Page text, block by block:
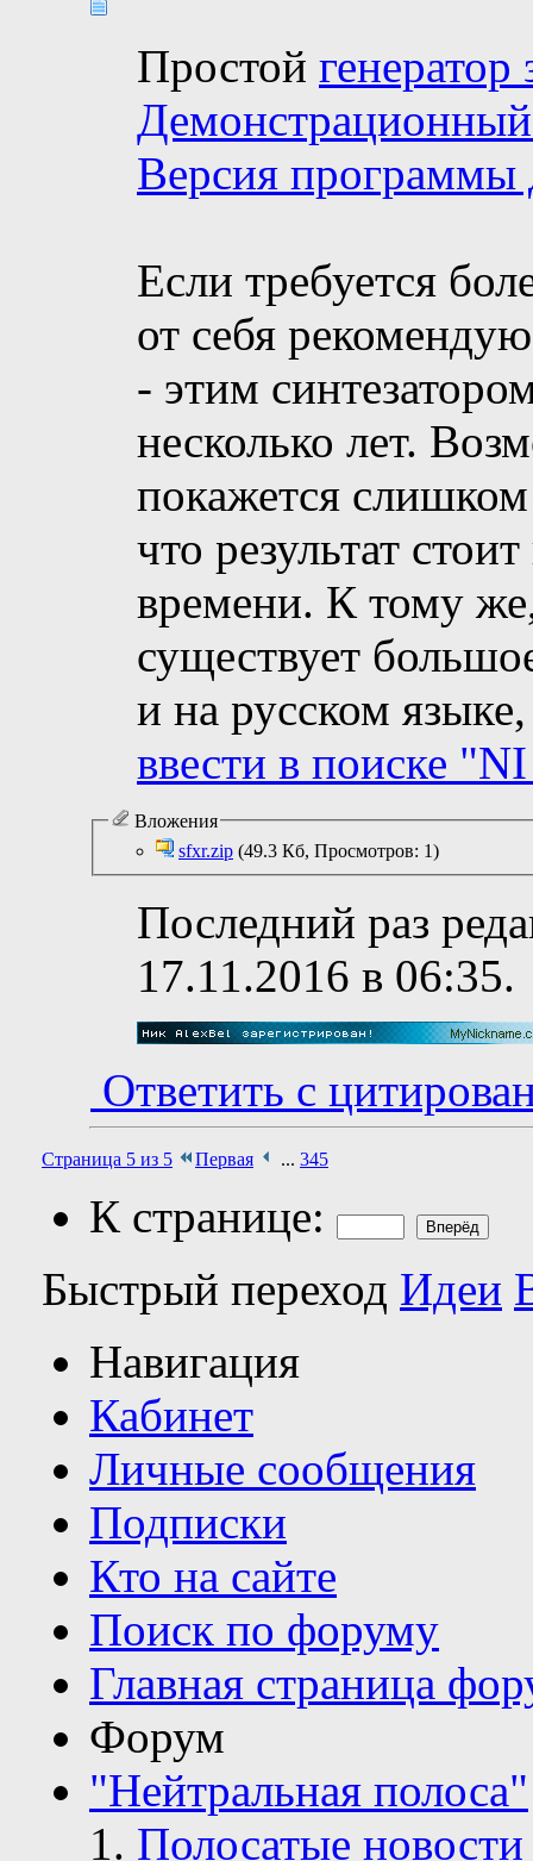
Простой
Версия программы
Если требуется
от себя
- этим
несколько лет.
покажется
что результат
времени. К тому же,
существует
и на русском
ввести в поиске
Вложения
sfxr.zip (49.3 Кб, Просмотров: 1)
Последний раз
17.11.2016 в 06:35.
Ответить с
Страница 5 из 5 Первая ... 345
К странице:
Быстрый переход Идеи
Навигация
Кабинет
Личные сообщения
Подписки
Кто на сайте
Поиск по форуму
Главная страница
Форум
"Нейтральная полоса"
Полосатые новости